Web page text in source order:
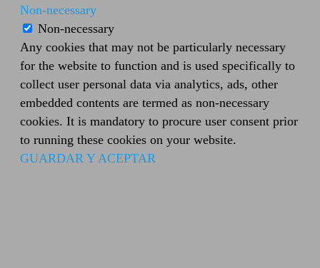
Non-necessary
Non-necessary
Any cookies that may not be particularly necessary
for the website to function and is used specifically to
collect user personal data via analytics, ads, other
embedded contents are termed as non-necessary
cookies. It is mandatory to procure user consent prior
to running these cookies on your website.
GUARDAR Y ACEPTAR